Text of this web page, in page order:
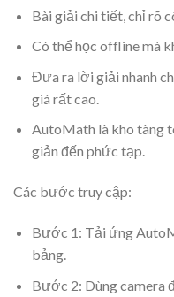
Bài giải chi tiết, chỉ rõ
Có thể học offline mà
Đưa ra lời giải nhanh
giá rất cao.
AutoMath là kho tàng
giản đến phức tạp.
Các bước truy cập:
Bước 1: Tải ứng
bảng.
Bước 2: Dùng camera